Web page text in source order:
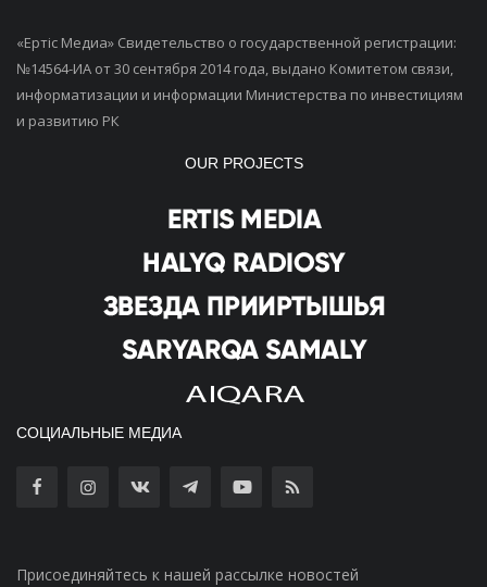
«Ертiс Медиа» Свидетельство о государственной регистрации:
№14564-ИА от 30 сентября 2014 года, выдано Комитетом связи,
информатизации и информации Министерства по инвестициям
и развитию РК
OUR PROJECTS
СОЦИАЛЬНЫЕ МЕДИА
Присоединяйтесь к нашей рассылке новостей